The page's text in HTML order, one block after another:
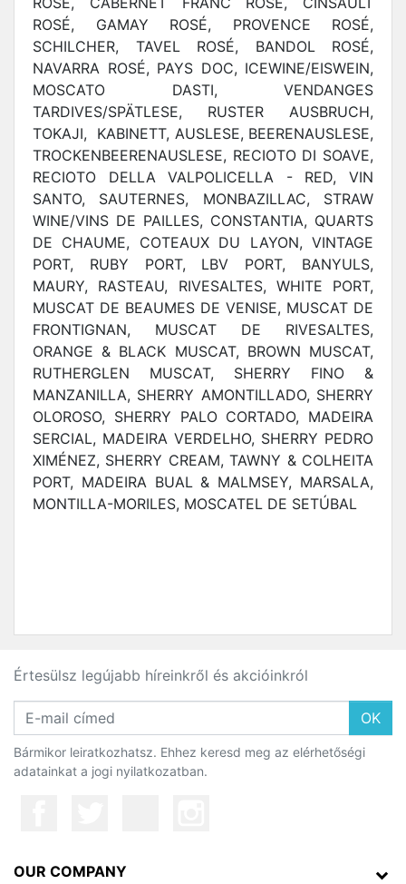
ROSÉ, GAMAY ROSÉ, PROVENCE ROSÉ,
SCHILCHER, TAVEL ROSÉ, BANDOL ROSÉ,
NAVARRA ROSÉ, PAYS DOC, ICEWINE/EISWEIN,
MOSCATO DASTI, VENDANGES
TARDIVES/SPÄTLESE, RUSTER AUSBRUCH,
TOKAJI, KABINETT, AUSLESE, BEERENAUSLESE,
TROCKENBEERENAUSLESE, RECIOTO DI SOAVE,
RECIOTO DELLA VALPOLICELLA - RED, VIN
SANTO, SAUTERNES, MONBAZILLAC, STRAW
WINE/VINS DE PAILLES, CONSTANTIA, QUARTS
DE CHAUME, COTEAUX DU LAYON, VINTAGE
PORT, RUBY PORT, LBV PORT, BANYULS,
MAURY, RASTEAU, RIVESALTES, WHITE PORT,
MUSCAT DE BEAUMES DE VENISE, MUSCAT DE
FRONTIGNAN, MUSCAT DE RIVESALTES,
ORANGE & BLACK MUSCAT, BROWN MUSCAT,
RUTHERGLEN MUSCAT, SHERRY FINO &
MANZANILLA, SHERRY AMONTILLADO, SHERRY
OLOROSO, SHERRY PALO CORTADO, MADEIRA
SERCIAL, MADEIRA VERDELHO, SHERRY PEDRO
XIMÉNEZ, SHERRY CREAM, TAWNY & COLHEITA
PORT, MADEIRA BUAL & MALMSEY, MARSALA,
MONTILLA-MORILES, MOSCATEL DE SETÚBAL
Értesülsz legújabb híreinkről és akcióinkról
OK
Bármikor leiratkozhatsz. Ehhez keresd meg az elérhetőségi
adatainkat a jogi nyilatkozatban.
OUR COMPANY